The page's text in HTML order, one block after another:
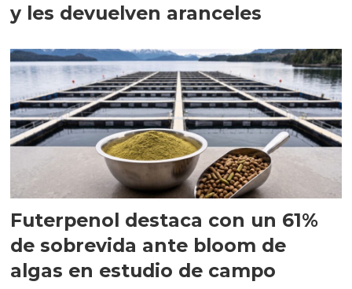
y les devuelven aranceles
Futerpenol destaca con un 61%
de sobrevida ante bloom de
algas en estudio de campo